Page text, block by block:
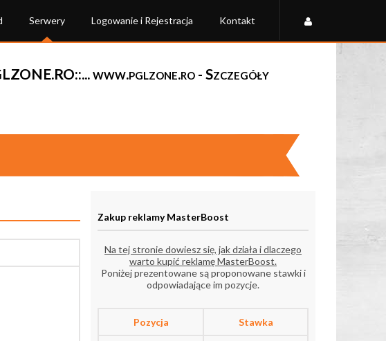
Serwery Logowanie i Rejestracja Kontakt
www.pglzone.ro - Szczegóły
Zakup reklamy MasterBoost
Na tej stronie dowiesz się, jak działa i dlaczego
warto kupić reklamę MasterBoost.
Poniżej prezentowane są proponowane stawki i
odpowiadające im pozycje.
Pozycja Stawka